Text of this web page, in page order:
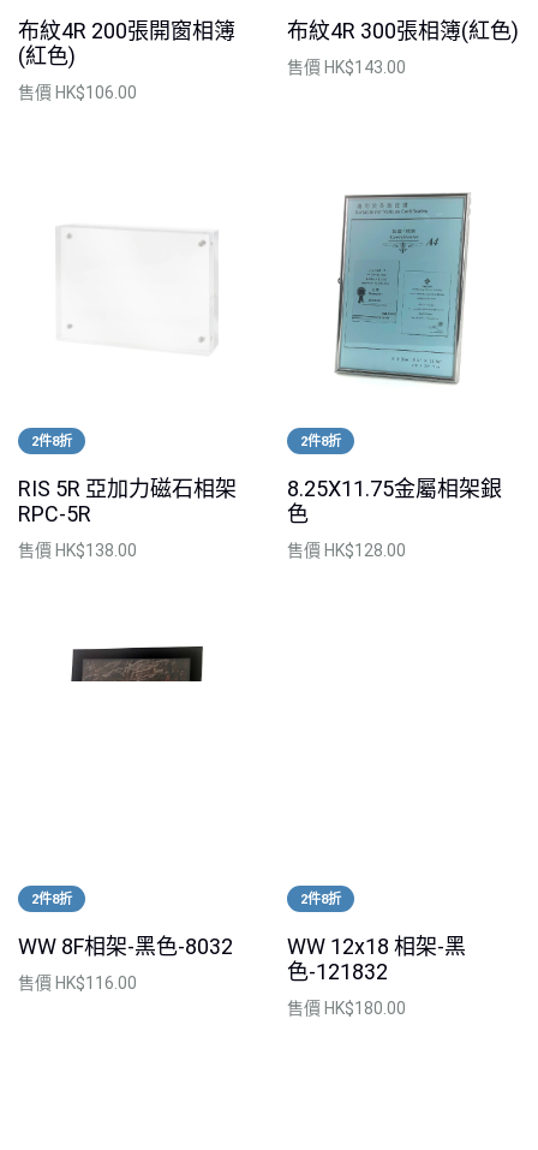
布紋4R 200張開窗相簿
(紅色)
售價 HK$106.00
布紋4R 300張相簿(紅色)
售價 HK$143.00
2件8折
RIS 5R 亞加力磁石相架
RPC-5R
售價 HK$138.00
2件8折
8.25X11.75金屬相架銀
色
售價 HK$128.00
2件8折
WW 8F相架-黑色-8032
售價 HK$116.00
2件8折
WW 12x18 相架-黑
色-121832
售價 HK$180.00